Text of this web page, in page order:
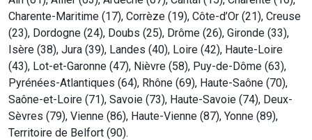
Charente-Maritime (17), Corrèze (19), Côte-d’Or (21), Creuse
(23), Dordogne (24), Doubs (25), Drôme (26), Gironde (33),
Isère (38), Jura (39), Landes (40), Loire (42), Haute-Loire
(43), Lot-et-Garonne (47), Nièvre (58), Puy-de-Dôme (63),
Pyrénées-Atlantiques (64), Rhône (69), Haute-Saône (70),
Saône-et-Loire (71), Savoie (73), Haute-Savoie (74), Deux-
Sèvres (79), Vienne (86), Haute-Vienne (87), Yonne (89),
Territoire de Belfort (90).